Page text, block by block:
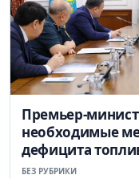
Премьер-
необходимые
дефицита
БЕЗ РУБРИКИ